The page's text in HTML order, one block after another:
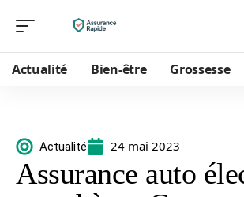
Actualité Bien-être Grossesse
Actualité 24 mai 2023
Assurance auto